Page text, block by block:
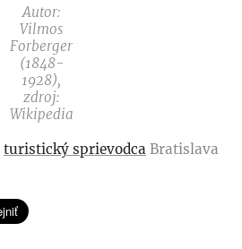
Autor:
Vilmos
Forberger
(1848-
1928),
zdroj:
Wikipedia
turistický sprievodca Bratislava